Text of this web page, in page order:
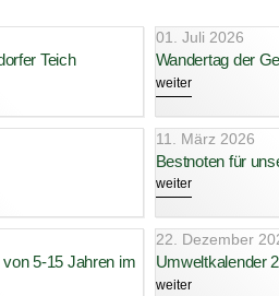
Teich
01. Juli 2026
Wandertag der
weiter
11. März 2026
Bestnoten für
weiter
5-15 Jahren im
22. Dezember
Umweltkalender
weiter